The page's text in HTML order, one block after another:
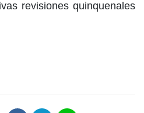
revisiones quinquenales